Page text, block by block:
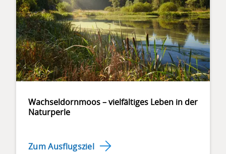
1324
Meter
über
Meer
und
weiter
hinauf
nach
Imbrig
Meer
Wachseldornmoos – vielfältiges Leben in der
Naturperle
Zum Ausflugsziel